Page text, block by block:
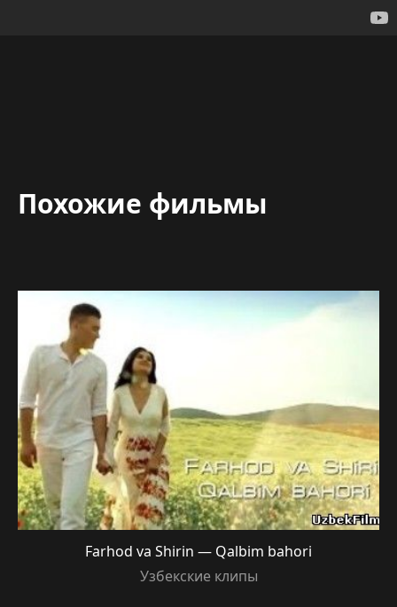
Похожие фильмы
Farhod va Shirin — Qalbim bahori
Узбекские клипы